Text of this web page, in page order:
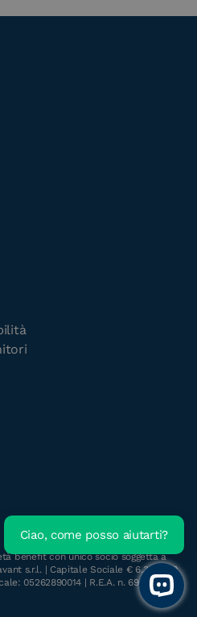
benefit con unico socio soggetta a
s.r.l. | Capitale Sociale € 6.300.000
05262890014 | R.E.A. n. 696117
Open
Ciao, come posso aiutarti?